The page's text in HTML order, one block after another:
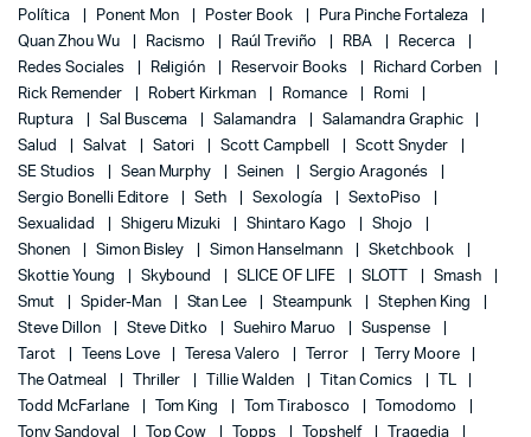
Política
Ponent Mon Poster Book
Pura Pinche Fortaleza
Quan Zhou Wu
Racismo Raúl Treviño RBA
Recerca
Redes Sociales
Religión Reservoir Books
Richard Corben
Rick Remender
Robert Kirkman Romance
Romi
Ruptura
Sal Buscema Salamandra
Salamandra Graphic
Salud
Salvat Satori Scott Campbell
Scott Snyder
SE Studios
Sean Murphy Seinen
Sergio Aragonés
Sergio Bonelli Editore
Seth Sexología
SextoPiso
Sexualidad
Shigeru Mizuki Shintaro Kago
Shojo
Shonen
Simon Bisley Simon Hanselmann
Sketchbook
Skottie Young
Skybound SLICE OF LIFE SLOTT
Smash
Smut
Spider-Man Stan Lee Steampunk
Stephen King
Steve Dillon
Steve Ditko Suehiro Maruo
Suspense
Tarot
Teens Love Teresa Valero Terror
Terry Moore
The Oatmeal
Thriller Tillie Walden Titan Comics
TL
Todd McFarlane
Tom King Tom Tirabosco
Tomodomo
Tony Sandoval
Top Cow Topps Topshelf Tragedia